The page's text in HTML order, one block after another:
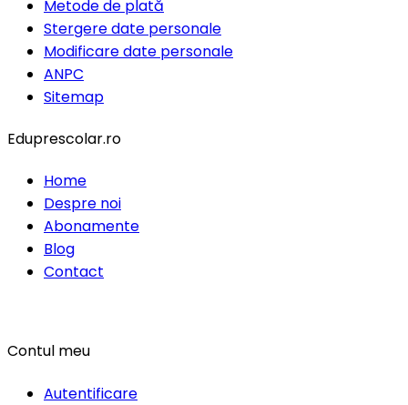
Metode de plată
Stergere date personale
Modificare date personale
ANPC
Sitemap
Eduprescolar.ro
Home
Despre noi
Abonamente
Blog
Contact
Contul meu
Autentificare